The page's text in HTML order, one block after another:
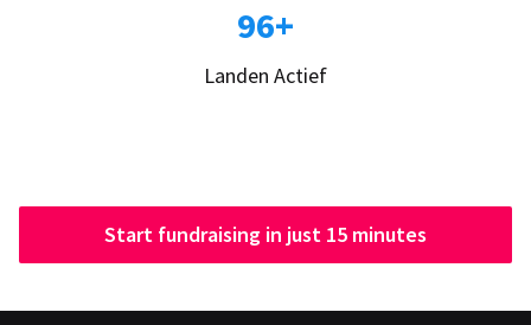
96+
Landen Actief
Start fundraising in just 15 minutes